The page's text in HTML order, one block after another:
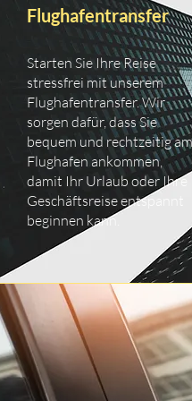
Flughafentransfer
Starten Sie Ihre Reise
stressfrei mit unserem
Flughafentransfer. Wir
sorgen dafür, dass Sie
bequem und rechtzeitig
Flughafen ankommen,
damit Ihr Urlaub oder Ihre
Geschäftsreise entspannt
beginnen kann.